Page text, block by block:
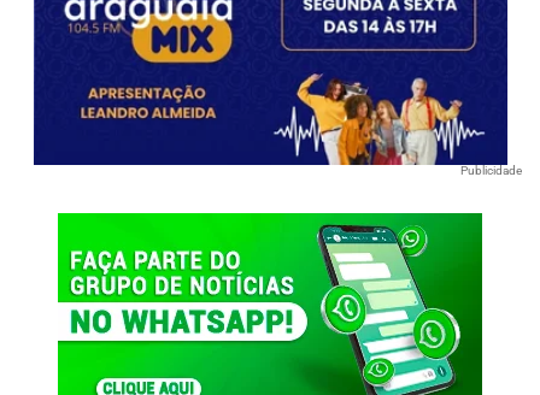
Publicidade